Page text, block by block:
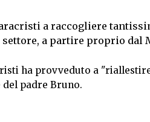
a raccogliere
a partire proprio dal
ha provveduto a
padre Bruno.